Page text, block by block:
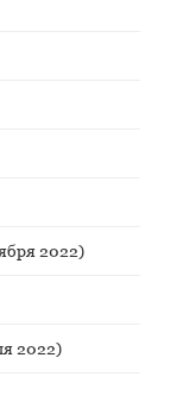
2022)
2022)